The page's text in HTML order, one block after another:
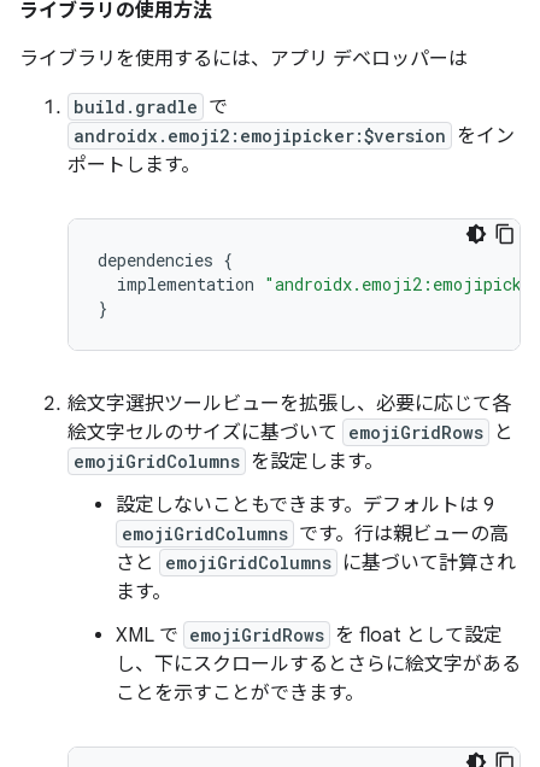
ライブラリの使用方法
ライブラリを使用するには、アプリ デベロッパーは
build.gradle で
androidx.emoji2:emojipicker:$version をイン
ポートします。
dependencies {
implementation
}
絵文字選択ツールビューを拡張し、必要に応じて各
絵文字セルのサイズに基づいて
emojiGridRows と
emojiGridColumns を設定します。
設定しないこともできます。デフォルトは 9
emojiGridColumns です。行は親ビューの高
さと
emojiGridColumns に基づいて計算され
ます。
XML で emojiGridRows を float として設定
し、下にスクロールするとさらに絵文字がある
ことを示すことができます。